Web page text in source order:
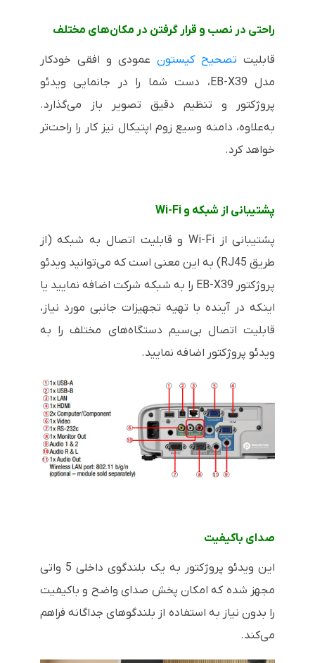
راحتی در نصب و قرار گرفتن در مکان‌های مختلف
قابلیت تصحیح کیستونعمودی و افقی خودکار
مدل EB-X39، دست شما را در جانمایی ویدئو
پروژکتور و تنظیم دقیق تصویر باز می‌گذارد.
به‌علاوه، دامنه وسیع زوم اپتیکال نیز کار را راحت‌تر
خواهد کرد.
پشتیبانی از شبکه و Wi-Fi
پشتیبانی ازWi-Fi و قابلیت اتصال به شبکه (از
طریق RJ45) به این معنی است که می‌توانید ویدئو
پروژکتور EB-X39 را به شبکه شرکت اضافه نمایید یا
اینکه در آینده با تهیه تجهیزات جانبی مورد نیاز،
قابلیت اتصال بی‌سیم دستگاه‌های مختلف را به
ویدئو پروژکتور اضافه نمایید.
صدای باکیفیت
این ویدئو پروژکتور به یک بلندگوی داخلی 5 واتی
مجهز شده که امکان پخش صدای واضح و باکیفیت
را بدون نیاز به استفاده از بلندگوهای جداگانه فراهم
می‌کند.